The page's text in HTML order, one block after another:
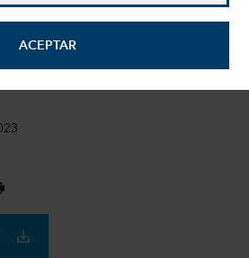
ACEPTAR
desarrollo de negocio de renta variable